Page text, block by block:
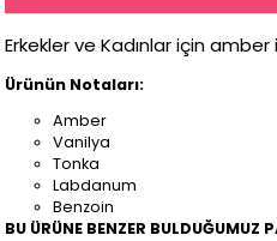
Erkekler ve Kadınlar için amber
Ürünün Notaları:
Amber
Vanilya
Tonka
Labdanum
Benzoin
BU ÜRÜNE BENZER BULDUĞUMUZ